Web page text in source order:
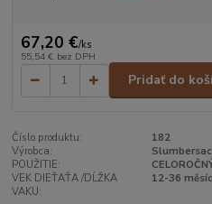
67,20 €/ks
55,54 € bez DPH
Pridať do
Číslo produktu:
182
Výrobca:
Slumbersac
POUŽITIE:
VEK DIEŤAŤA /DĹŽKA
VAKU:
12-36